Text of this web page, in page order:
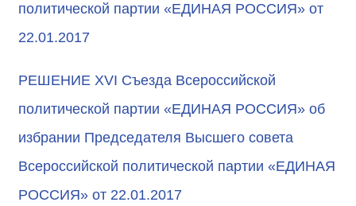
политической партии «ЕДИНАЯ РОССИЯ» от
22.01.2017
РЕШЕНИЕ XVI Съезда Всероссийской
политической партии «ЕДИНАЯ РОССИЯ» об
избрании Председателя Высшего совета
Всероссийской политической партии «ЕДИНАЯ
РОССИЯ» от 22.01.2017